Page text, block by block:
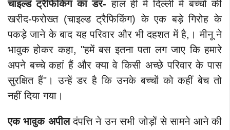
चाइल्ड ट्रैफिकिंग का डर- हाल ही में दिल्ली में बच्चों की
खरीद-फरोख्त (चाइल्ड ट्रैफिकिंग) के एक बड़े गिरोह के
पकड़े जाने के बाद यह परिवार और भी दहशत में है,। मीनू ने
भावुक होकर कहा, "हमें बस इतना पता लग जाए कि हमारे
अपने बच्चे कहां हैं और क्या वे किसी अच्छे परिवार के पास
सुरक्षित हैं"। उन्हें डर है कि उनके बच्चों को कहीं बेच तो
नहीं दिया गया।
एक भावुक अपीलदंपत्ति ने उन सभी जोड़ों से सामने आने की